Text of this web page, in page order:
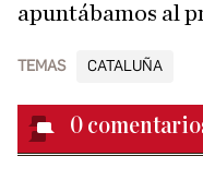
apuntábamos al
TEMAS CATALUÑA
0